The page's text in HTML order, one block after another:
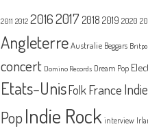
2011 2012 20162017 2018 2019 2020
Angleterre Australie Beggars
concert Domino Records Dream Pop
Etats-UnisFolk France
PopIndie Rock interview